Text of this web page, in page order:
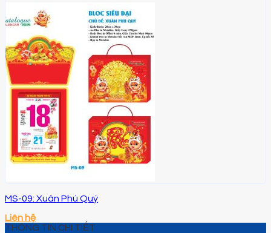
MS-09: Xuân Phú Quý
Liên hệ
THÔNG TIN CHI TIẾT